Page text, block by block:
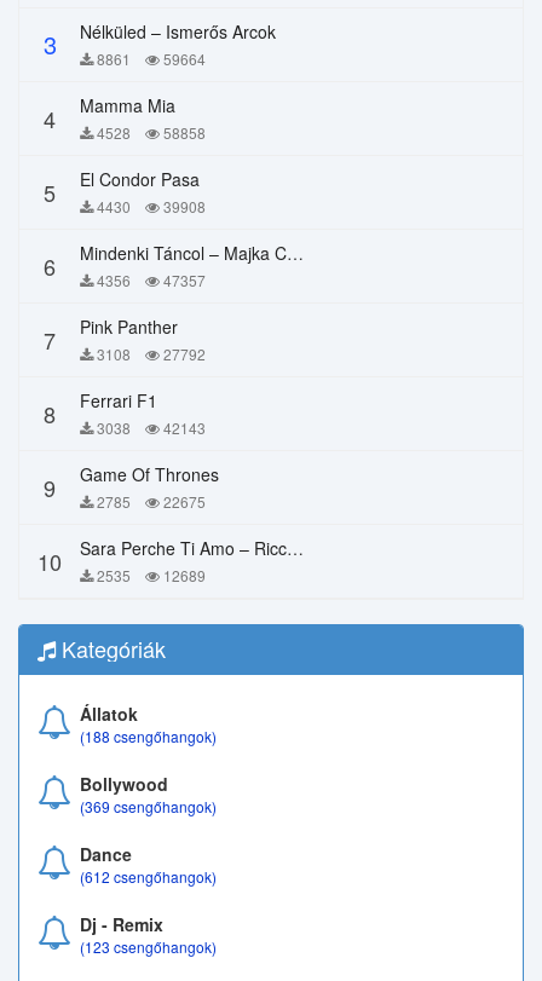
3 Nélküled – Ismerős Arcok
8861 59664
4 Mamma Mia
4528 58858
5 El Condor Pasa
4430 39908
6 Mindenki Táncol – Majka Curtis, Péter Majoros
4356 47357
7 Pink Panther
3108 27792
8 Ferrari F1
3038 42143
9 Game Of Thrones
2785 22675
10 Sara Perche Ti Amo – Ricchi E Poveri
2535 12689
Kategóriák
Állatok
(188 csengőhangok)
Bollywood
(369 csengőhangok)
Dance
(612 csengőhangok)
Dj - Remix
(123 csengőhangok)